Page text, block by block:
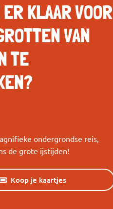
KLAAR VOOR
VAN
TE
ondergrondse reis,
de grote ijstijden!
Koop je kaartjes